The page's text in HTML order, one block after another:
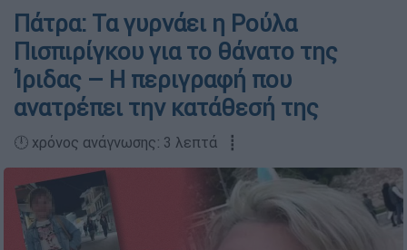
Πάτρα: Τα γυρνάει η Ρούλα
Πισπιρίγκου για το θάνατο της
Ίριδας – Η περιγραφή που
ανατρέπει την κατάθεσή της
🕛 χρόνος ανάγνωσης: 3 λεπτά ┋